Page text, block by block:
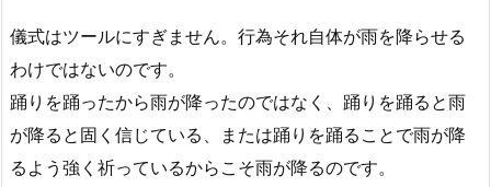
儀式はツールにすぎません。行為それ自体が雨を降らせる
わけではないのです。
踊りを踊ったから雨が降ったのではなく、踊りを踊ると雨
が降ると固く信じている、または踊りを踊ることで雨が降
るよう強く祈っているからこそ雨が降るのです。